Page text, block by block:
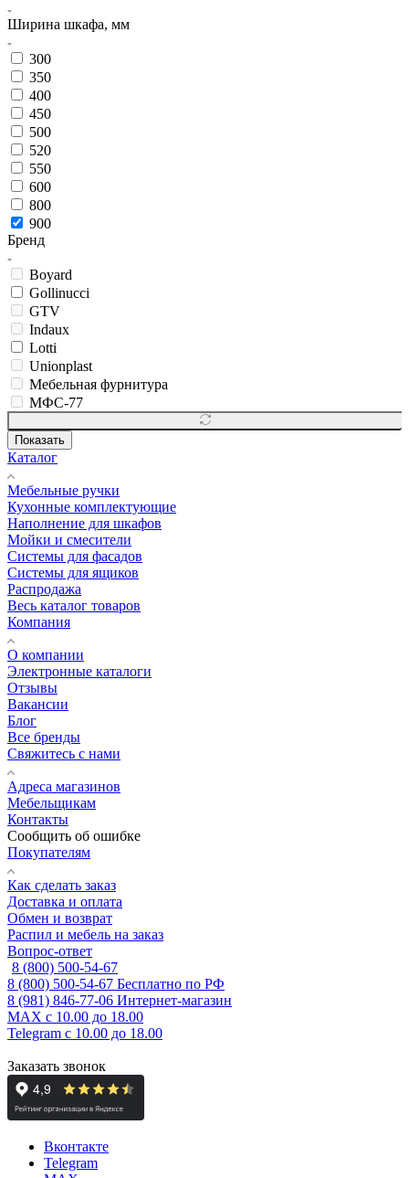
Ширина шкафа, мм
300
350
400
450
500
520
550
600
800
900
Бренд
Boyard
Gollinucci
GTV
Indaux
Lotti
Unionplast
Мебельная фурнитура
МФС-77
Показать
Каталог
Мебельные ручки
Кухонные комплектующие
Наполнение для шкафов
Мойки и смесители
Системы для фасадов
Системы для ящиков
Распродажа
Весь каталог товаров
Компания
О компании
Электронные каталоги
Отзывы
Вакансии
Блог
Все бренды
Свяжитесь с нами
Адреса магазинов
Мебельщикам
Контакты
Сообщить об ошибке
Покупателям
Как сделать заказ
Доставка и оплата
Обмен и возврат
Распил и мебель на заказ
Вопрос-ответ
8 (800) 500-54-67
8 (800) 500-54-67 Бесплатно по РФ
8 (981) 846-77-06 Интернет-магазин
MAX с 10.00 до 18.00
Telegram с 10.00 до 18.00
Заказать звонок
Вконтакте
Telegram